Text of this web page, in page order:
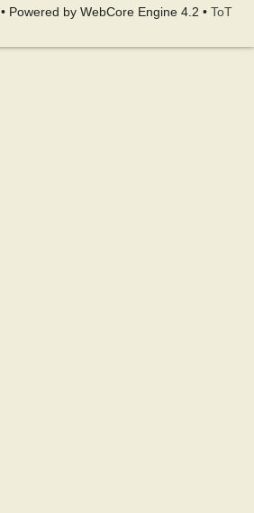
• Powered by WebCore Engine 4.2 • ToT